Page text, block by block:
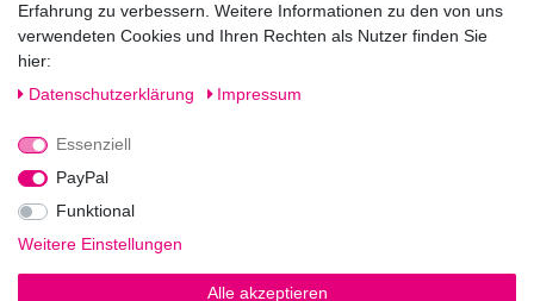
Besuchen Sie unsere Verkaufsräume, dort beraten wir Sie
gerne.
Fragen?
Rufen Sie an!
0221-5696511
Impressum Daten­schutz­erklärung AGB
Erfahrung zu verbessern. Weitere Informationen zu den von uns
verwendeten Cookies und Ihren Rechten als Nutzer finden Sie
hier:
Daten­schutz­erklärung
Impressum
Essenziell
PayPal
Funktional
Weitere Einstellungen
Alle akzeptieren